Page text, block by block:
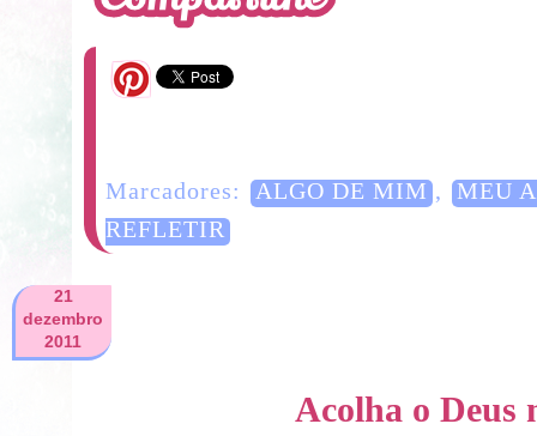
Marcadores: ALGO DE MIM ,
MEU
REFLETIR
21
dezembro
2011
Acolha o Deus